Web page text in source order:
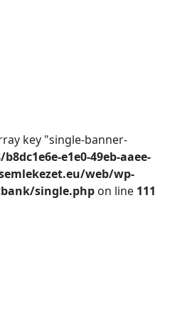
key "single-banner-
e1e0-49eb-aaee-
web/wp-
single.php on line 111